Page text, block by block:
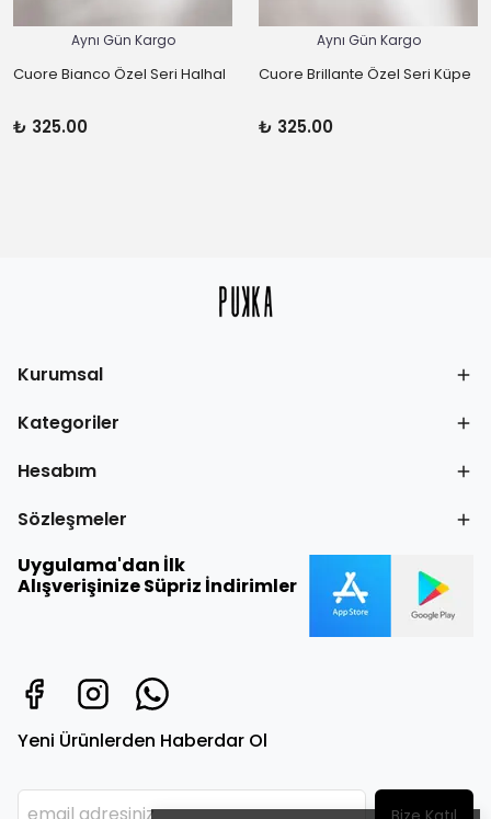
Aynı Gün Kargo
Cuore Bianco Özel Seri Halhal
₺ 325.00
Aynı Gün Kargo
Cuore Brillante Özel Seri Küpe
₺ 325.00
Kurumsal
Kategoriler
Hesabım
Sözleşmeler
Uygulama'dan İlk
Alışverişinize Süpriz İndirimler
Yeni Ürünlerden Haberdar Ol